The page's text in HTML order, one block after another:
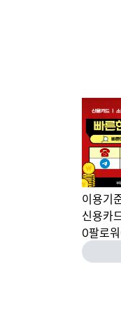
이용기
신용카
0팔로워